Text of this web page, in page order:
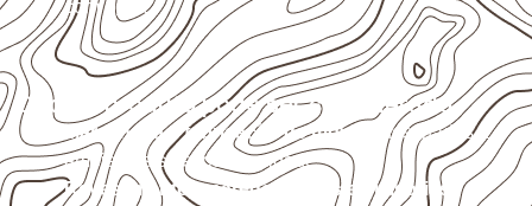
com água.
Onde o produto pode ser considerado
Marcenaria e fabricação de móveis
destinados a
ambientes sujeitos à umidade.
Revestimentos, paredes, pisos e divisórias